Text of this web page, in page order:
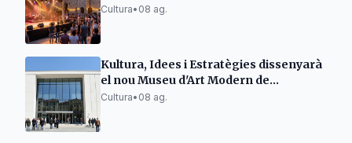
emergents
Cultura• 08 ag.
Kultura, Idees i Estratègies dissenyarà
el nou Museu d'Art Modern de
Tarragona
Cultura• 08 ag.